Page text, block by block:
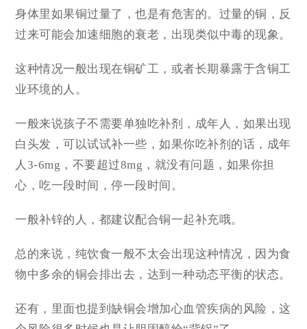
身体里如果铜过量了，也是有危害的。过量的铜，反
过来可能会加速细胞的衰老，出现类似中毒的现象。
这种情况一般出现在铜矿工，或者长期暴露于含铜工
业环境的人。
一般来说孩子不需要单独吃补剂，成年人，如果出现
白头发，可以试试补一些，如果你吃补剂的话，成年
人3-6mg，不要超过8mg，就没有问题，如果你担
心，吃一段时间，停一段时间。
一般补锌的人，都建议配合铜一起补充哦。
总的来说，纯饮食一般不太会出现这种情况，因为食
物中多余的铜会排出去，达到一种动态平衡的状态。
还有，里面也提到缺铜会增加心血管疾病的风险，这